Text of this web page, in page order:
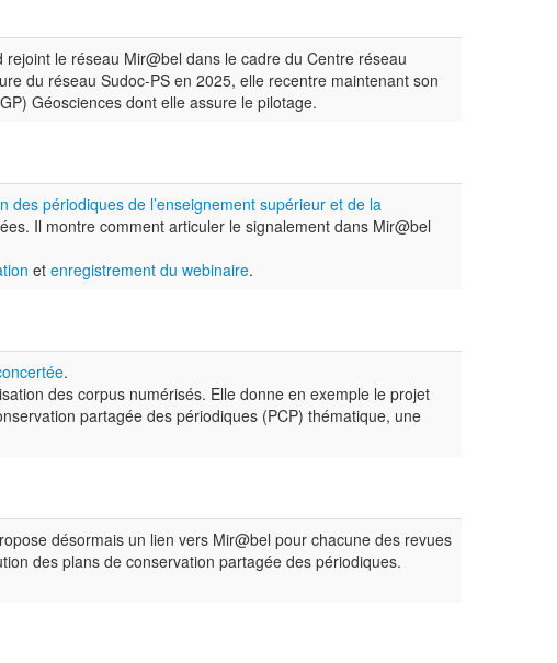
le réseau Mir@bel dans le cadre du Centre réseau
du réseau Sudoc-PS en 2025, elle recentre maintenant son
Géosciences dont elle assure le pilotage.
périodiques de l’enseignement supérieur et de la
Il montre comment articuler le signalement dans Mir@bel
et enregistrement du webinaire.
.
des corpus numérisés. Elle donne en exemple le projet
partagée des périodiques (PCP) thématique, une
désormais un lien vers Mir@bel pour chacune des revues
des plans de conservation partagée des périodiques.